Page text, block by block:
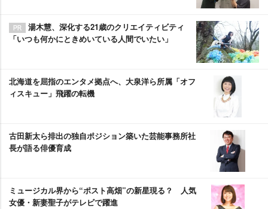
湯木慧、深化する21歳のクリエイティビティ
「いつも何かにときめいている人間でいたい」
北海道を屈指のエンタメ拠点へ、大泉洋ら所属「オフ
ィスキュー」飛躍の転機
古田新太ら排出の独自ポジション築いた芸能事務所社
長が語る俳優育成
ミュージカル界から“ポスト高畑”の新星現る？ 人気
女優・新妻聖子がテレビで躍進